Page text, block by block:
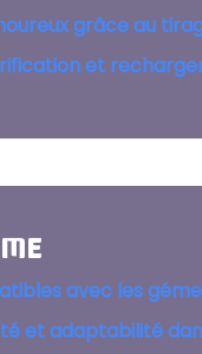
grâce au
et
avec les
et adaptabilité